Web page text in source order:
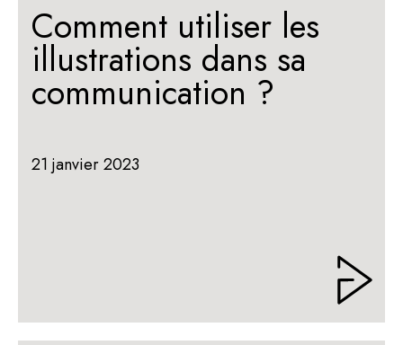
Comment utiliser les
illustrations dans sa
communication ?
21 janvier 2023